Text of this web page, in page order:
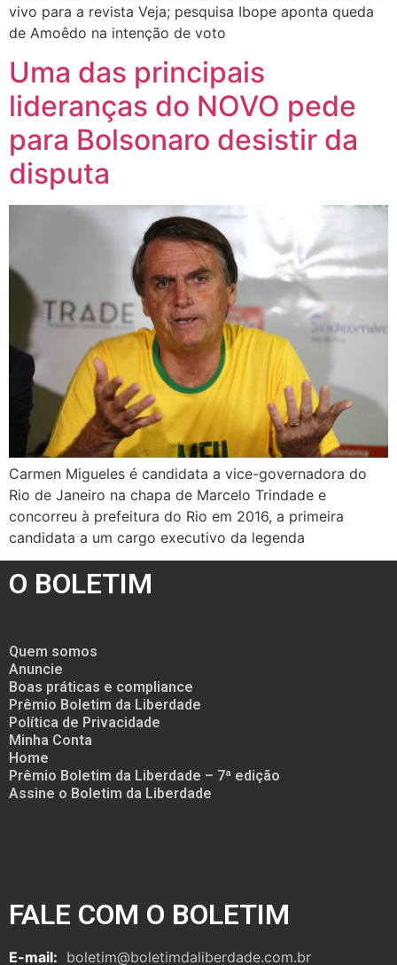
vivo para a revista Veja; pesquisa Ibope aponta queda
de Amoêdo na intenção de voto
Uma das principais
lideranças do NOVO pede
para Bolsonaro desistir da
disputa
Carmen Migueles é candidata a vice-governadora do
Rio de Janeiro na chapa de Marcelo Trindade e
concorreu à prefeitura do Rio em 2016, a primeira
candidata a um cargo executivo da legenda
O BOLETIM
Quem somos
Anuncie
Boas práticas e compliance
Prêmio Boletim da Liberdade
Política de Privacidade
Minha Conta
Home
Prêmio Boletim da Liberdade – 7ª edição
Assine o Boletim da Liberdade
FALE COM O BOLETIM
E-mail: boletim@boletimdaliberdade.com.br